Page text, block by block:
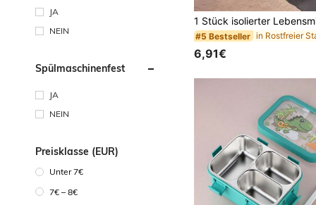
JA
NEIN
Spülmaschinenfest
JA
NEIN
Preisklasse (EUR)
Unter 7€
7€ – 8€
#5 Bestseller
6,91€